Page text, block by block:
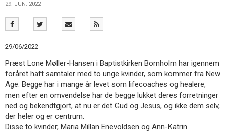
tilbage
forsiden
2.0:
Nyheder
3.0:
Kalender
4.0:
Inspiration
5.0:
Værktøjskassen
6.0:
Mission
7.0:
Om
BaptistKirken
8.0:
Kontakt
29. JUN. 2022
29/06/2022
Præst Lone Møller-Hansen i Baptistkirken Bornholm har igennem
foråret haft samtaler med to unge kvinder, som kommer fra New
Age. Begge har i mange år levet som lifecoaches og healere,
men efter en omvendelse har de begge lukket deres forretninger
ned og bekendtgjort, at nu er det Gud og Jesus, og ikke dem selv,
der heler og er centrum.
Disse to kvinder, Maria Millan Enevoldsen og Ann-Katrin